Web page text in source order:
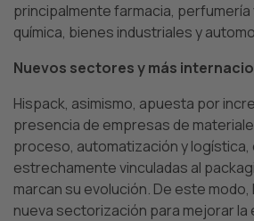
principalmente farmacia, perfumería
química, bienes industriales y
Nuevos sectores y más
Hispack, asimismo, apuesta por
presencia de empresas de
proceso, automatización y
estrechamente vinculadas al
marcan su evolución. De este modo,
nueva sectorización para mejorar la